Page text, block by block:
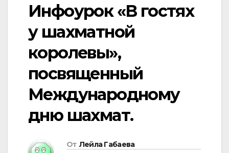
Инфоурок «В гостях
у шахматной
королевы»,
посвященный
Международному
дню шахмат.
От Лейла Габаева